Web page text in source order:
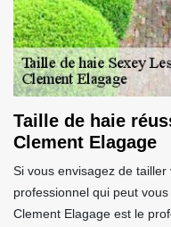
Taille de haie
Clement Elagage
Si vous envisagez de
professionnel qui peut
Clement Elagage est le